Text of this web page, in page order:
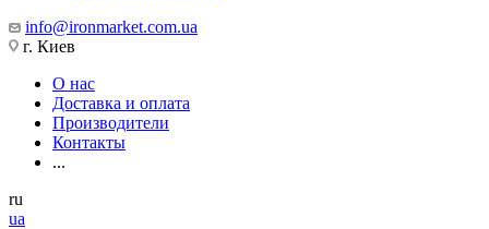
info@ironmarket.com.ua
г. Киев
О нас
Доставка и оплата
Производители
Контакты
...
ru
ua